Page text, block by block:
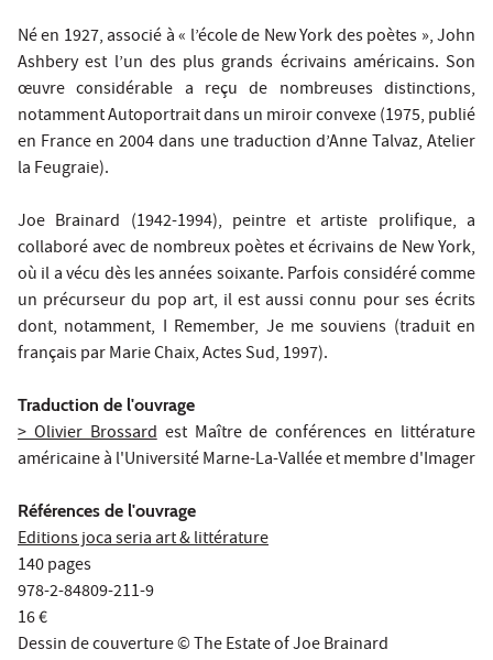
Né en 1927, associé à « l’école de New York des poètes », John
Ashbery est l’un des plus grands écrivains américains. Son
œuvre considérable a reçu de nombreuses distinctions,
notamment Autoportrait dans un miroir convexe (1975, publié
en France en 2004 dans une traduction d’Anne Talvaz, Atelier
la Feugraie).
Joe Brainard (1942-1994), peintre et artiste prolifique, a
collaboré avec de nombreux poètes et écrivains de New York,
où il a vécu dès les années soixante. Parfois considéré comme
un précurseur du pop art, il est aussi connu pour ses écrits
dont, notamment, I Remember, Je me souviens (traduit en
français par Marie Chaix, Actes Sud, 1997).
Traduction de l'ouvrage
> Olivier Brossardest Maître de conférences en littérature
américaine à l'Université Marne-La-Vallée et membre d'Imager
Références de l'ouvrage
Editions joca seria art & littérature
140 pages
978-2-84809-211-9
16 €
Dessin de couverture © The Estate of Joe Brainard